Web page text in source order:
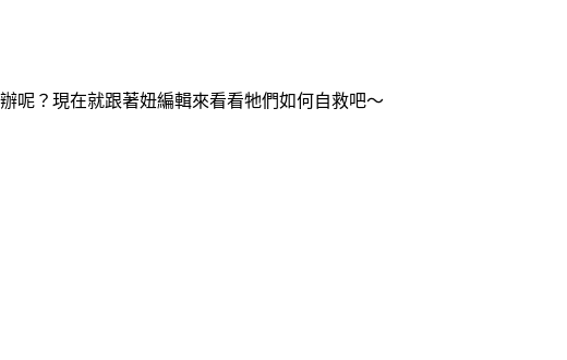
呢？現在就跟著妞編輯來看看牠們如何自救吧～